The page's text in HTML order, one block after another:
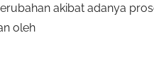
akibat adanya
oleh